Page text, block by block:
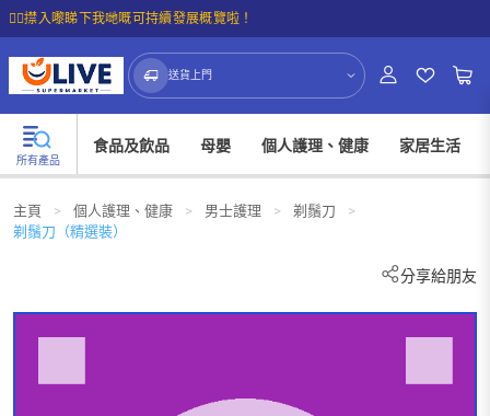
☝🏼㩒入嚟睇下我哋嘅可持續發展概覽啦！
送貨上門
所有產品
食品及飲品 母嬰 個人護理、健康 家居生活
主頁 > 個人護理、健康 > 男士護理 > 剃鬚刀
>
剃鬚刀（精選裝）
分享給朋友